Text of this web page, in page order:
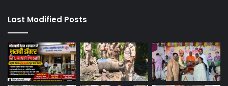
Last Modified Posts